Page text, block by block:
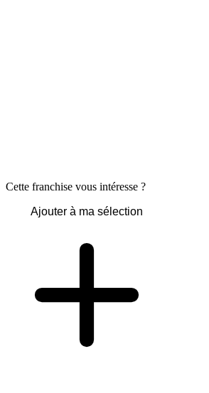
Cette franchise vous intéresse ?
Ajouter à ma sélection